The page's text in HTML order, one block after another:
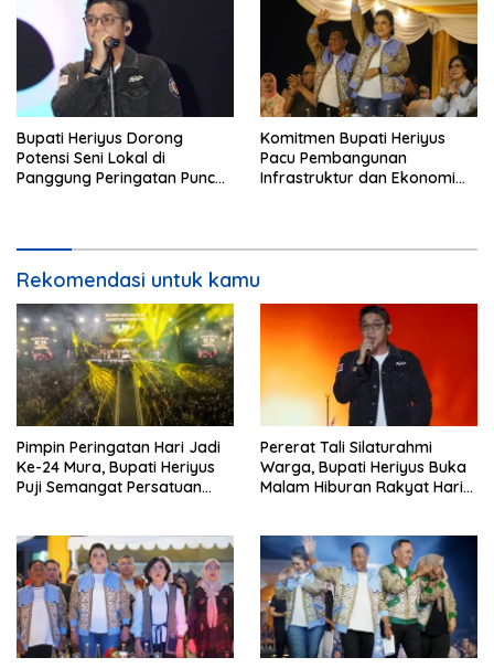
Bupati Heriyus Dorong
Potensi Seni Lokal di
Panggung Peringatan Puncak
Komitmen Bupati Heriyus
Pacu Pembangunan
Infrastruktur dan Ekonomi
Rekomendasi untuk kamu
Pimpin Peringatan Hari Jadi
Ke-24 Mura, Bupati Heriyus
Puji Semangat Persatuan
Pererat Tali Silaturahmi
Warga, Bupati Heriyus Buka
Malam Hiburan Rakyat Hari